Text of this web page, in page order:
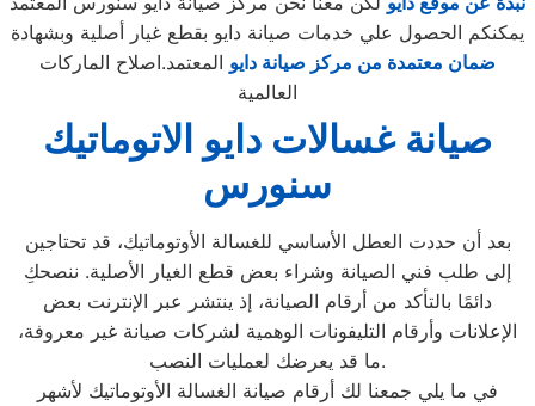
يمكنكم الحصول علي خدمات صيانة دايو بقطع غيار أصلية وبشهادة
ضمان معتمدة من مركز صيانة دايو المعتمد.اصلاح الماركات
العالمية
صيانة غسالات دايو الاتوماتيك
سنورس
بعد أن حددت العطل الأساسي للغسالة الأوتوماتيك، قد تحتاجين
إلى طلب فني الصيانة وشراء بعض قطع الغيار الأصلية. ننصحكِ
دائمًا بالتأكد من أرقام الصيانة، إذ ينتشر عبر الإنترنت بعض
الإعلانات وأرقام التليفونات الوهمية لشركات صيانة غير معروفة،
ما قد يعرضك لعمليات النصب.
في ما يلي جمعنا لك أرقام صيانة الغسالة الأوتوماتيك لأشهر